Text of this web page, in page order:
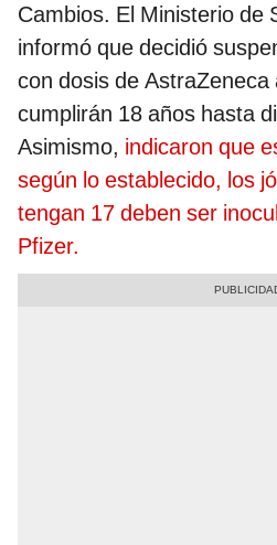
Cambios. El Ministerio de
informó que decidió
con dosis de AstraZeneca
cumplirán 18 años hasta
Asimismo, indicaron que
según lo establecido, los
tengan 17 deben ser
Pfizer.